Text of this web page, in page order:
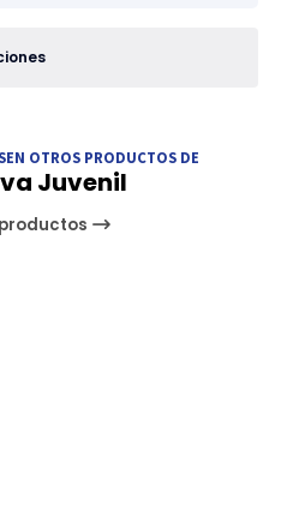
OTROS PRODUCTOS DE
Juvenil